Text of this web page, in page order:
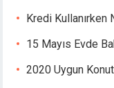
Kredi
15 Mayıs Evde
2020 Uygun